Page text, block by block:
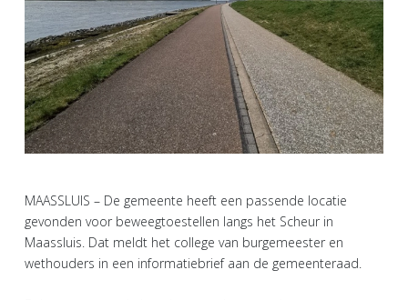
MAASSLUIS – De gemeente heeft een passende locatie
gevonden voor beweegtoestellen langs het Scheur in
Maassluis. Dat meldt het college van burgemeester en
wethouders in een informatiebrief aan de gemeenteraad.